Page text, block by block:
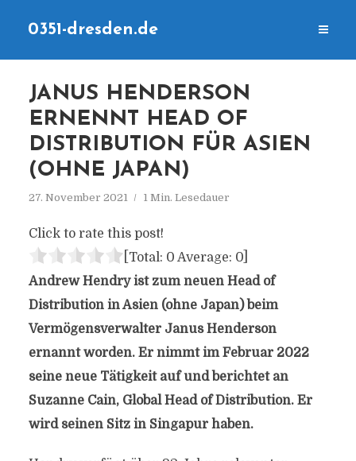
0351-dresden.de
JANUS HENDERSON
ERNENNT HEAD OF
DISTRIBUTION FÜR ASIEN
(OHNE JAPAN)
27. November 2021 1 Min. Lesedauer
Click to rate this post!
[Total: 0 Average: 0]
Andrew Hendry ist zum neuen Head of
Distribution in Asien (ohne Japan) beim
Vermögensverwalter Janus Henderson
ernannt worden. Er nimmt im Februar 2022
seine neue Tätigkeit auf und berichtet an
Suzanne Cain, Global Head of Distribution. Er
wird seinen Sitz in Singapur haben.